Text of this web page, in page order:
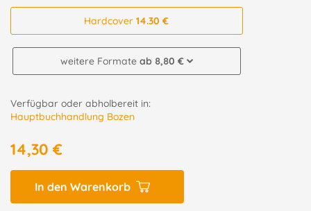
Hardcover14.30 €
weitere Formate ab 8,80 €
Verfügbar oder abholbereit in:
Hauptbuchhandlung Bozen
14,30 €
In den Warenkorb